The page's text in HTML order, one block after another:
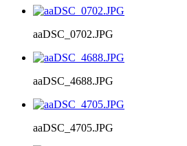
aaDSC_0702.JPG
aaDSC_4688.JPG
aaDSC_4705.JPG